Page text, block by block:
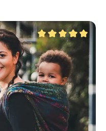
Durchschnittliche